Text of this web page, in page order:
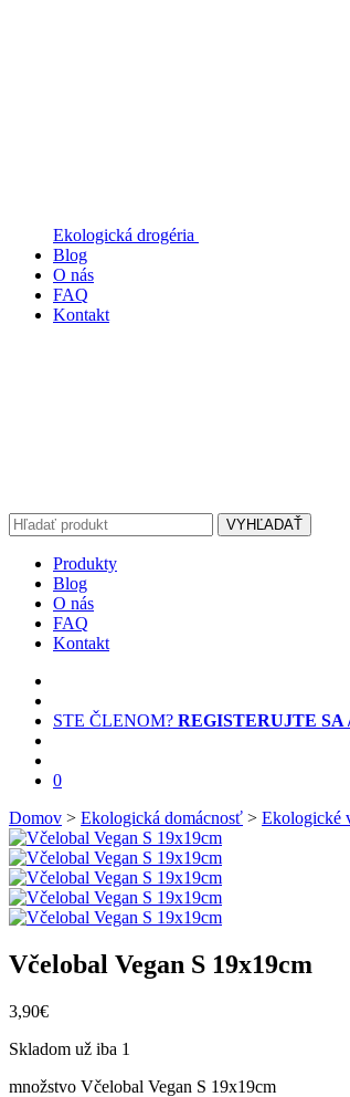
Ekologická drogéria
Blog
O nás
FAQ
Kontakt
VYHĽADAŤ
Produkty
Blog
O nás
FAQ
Kontakt
STE ČLENOM? REGISTERUJTE
0
Domov > Ekologická domácnosť > Ekologické
Včelobal Vegan S 19x19cm
3,90€
Skladom už iba 1
množstvo Včelobal Vegan S 19x19cm